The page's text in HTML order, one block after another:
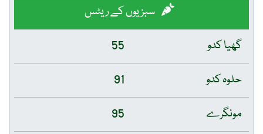
سبزیوں کے ریٹس
گھیا کدو
55
حلوہ کدو
91
مونگرے
95